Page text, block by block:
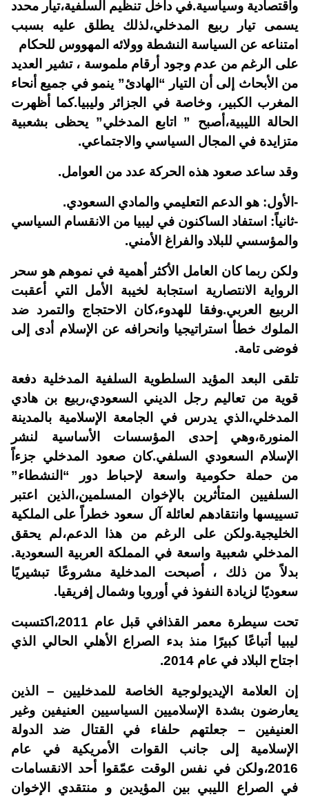
واقتصادية وسياسية.في داخل تنظيم السلفية،تيار محدد
يسمى تيار ربيع المدخلي،لذلك يطلق عليه بسبب
امتناعه عن السياسة النشطة وولائه المهووس للحكام
على الرغم من عدم وجود أرقام ملموسة ، تشير العديد
من الأبحاث إلى أن التيار “الهادئ” ينمو في جميع أنحاء
المغرب الكبير، وخاصة في الجزائر وليبيا.كما أظهرت
الحالة الليبية،أصبح ” اتابع المدخلي” يحظى بشعبية
متزايدة في المجال السياسي والاجتماعي.
وقد ساعد صعود هذه الحركة عدد من العوامل.
-الأول: هو الدعم التعليمي والمادي السعودي.
-ثانياً: استفاد الساكنون في ليبيا من الانقسام السياسي
والمؤسسي للبلاد والفراغ الأمني.
ولكن ربما كان العامل الأكثر أهمية في نموهم هو سحر
الرواية الانتصارية استجابة لخيبة الأمل التي أعقبت
الربيع العربي.وفقا للهدوء،كان الاحتجاج والتمرد ضد
الملوك خطأ استراتيجيا وانحرافه عن الإسلام أدى إلى
فوضى تامة.
تلقى البعد المؤيد السلطوية السلفية المدخلية دفعة
قوية من تعاليم رجل الديني السعودي،ربيع بن هادي
المدخلي،الذي يدرس في الجامعة الإسلامية بالمدينة
المنورة،وهي إحدى المؤسسات الأساسية لنشر
الإسلام السعودي السلفي.كان صعود المدخلي جزءاً
من حملة حكومية واسعة لإحباط دور “النشطاء”
السلفيين المتأثرين بالإخوان المسلمين،الذين اعتبر
تسييسها وانتقادهم لعائلة آل سعود خطراً على الملكية
الخليجية.ولكن على الرغم من هذا الدعم،لم يحقق
المدخلي شعبية واسعة في المملكة العربية السعودية.
بدلاً من ذلك ، أصبحت المدخلية مشروعًا تبشيريًا
سعوديًا لزيادة النفوذ في أوروبا وشمال إفريقيا.
تحت سيطرة معمر القذافي قبل عام 2011،اكتسبت
ليبيا أتباعًا كبيرًا منذ بدء الصراع الأهلي الحالي الذي
اجتاح البلاد في عام 2014.
إن العلامة الإيديولوجية الخاصة للمدخليين – الذين
يعارضون بشدة الإسلاميين السياسيين العنيفين وغير
العنيفين – جعلتهم حلفاء في القتال ضد الدولة
الإسلامية إلى جانب القوات الأمريكية في عام
2016،ولكن في نفس الوقت عمّقوا أحد الانقسامات
في الصراع الليبي بين المؤيدين و منتقدي الإخوان